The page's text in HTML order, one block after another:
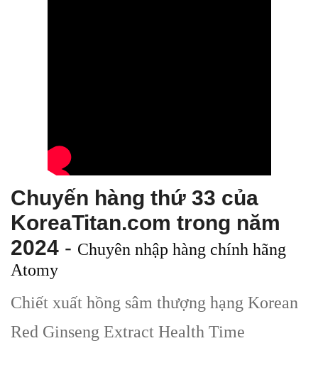
Chuyến hàng thứ 33 của
KoreaTitan.com trong năm
2024 - Chuyên nhập hàng chính hãng
Atomy
Chiết xuất hồng sâm thượng hạng Korean
Red Ginseng Extract Health Time